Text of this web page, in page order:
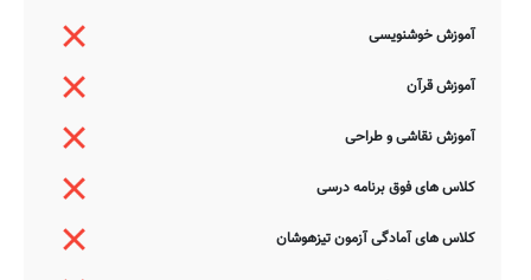
آموزش خوشنویسی
آموزش قرآن
آموزش نقاشی و طراحی
کلاس های فوق برنامه درسی
کلاس های آمادگی آزمون تیزهوشان